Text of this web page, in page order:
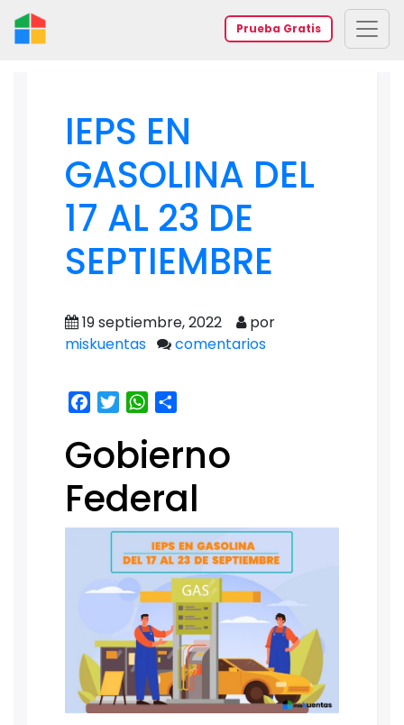
Prueba Gratis
IEPS EN
GASOLINA DEL
17 AL 23 DE
SEPTIEMBRE
19 septiembre, 2022
por
miskuentas
comentarios
Facebook
TwitterWhatsApp
Gobierno
Federal